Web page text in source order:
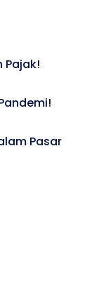
Pajak!
Pasar